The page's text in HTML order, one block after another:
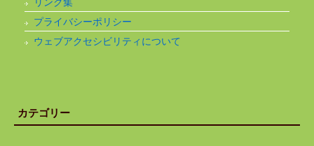
プライバシーポリシー
ウェブアクセシビリティについて
カテゴリー